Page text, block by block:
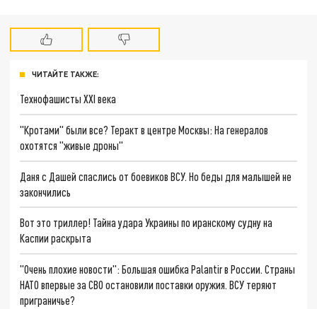
ЧИТАЙТЕ ТАКЖЕ:
Технофашисты XXI века
"Кротами" были все? Теракт в центре Москвы: На генералов
охотятся "живые дроны"
Даня с Дашей спаслись от боевиков ВСУ. Но беды для малышей не
закончились
Вот это триллер! Тайна удара Украины по иранскому судну на
Каспии раскрыта
"Очень плохие новости": Большая ошибка Palantir в России. Страны
НАТО впервые за СВО остановили поставки оружия. ВСУ теряют
приграничье?